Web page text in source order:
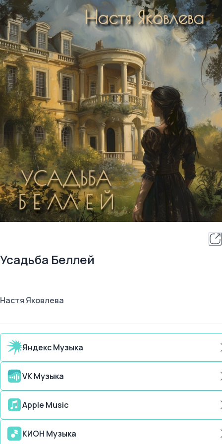
Усадьба Беллей
Настя Яковлева
Яндекс Музыка
VK Музыка
Apple Music
КИОН Музыка